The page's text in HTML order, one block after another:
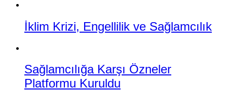
İklim Krizi, Engellilik ve Sağlamcılık
Sağlamcılığa Karşı Özneler
Platformu Kuruldu